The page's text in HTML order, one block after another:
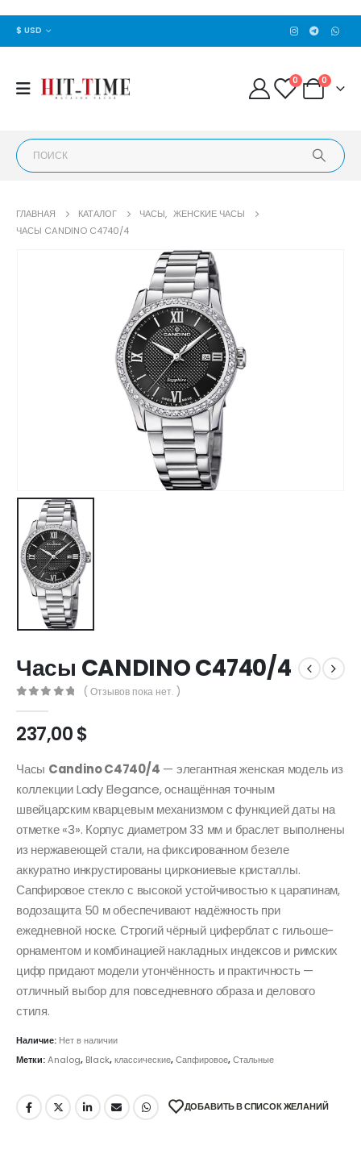
$ USD
0 0
ГЛАВНАЯ КАТАЛОГ ЧАСЫ, ЖЕНСКИЕ ЧАСЫ
ЧАСЫ CANDINO C4740/4
Часы CANDINO C4740/4
( Отзывов пока нет. )
237,00$
Часы Candino C4740/4 — элегантная женская модель из
коллекции Lady Elegance, оснащённая точным
швейцарским кварцевым механизмом с функцией даты на
отметке «3». Корпус диаметром 33 мм и браслет выполнены
из нержавеющей стали, на фиксированном безеле
аккуратно инкрустированы циркониевые кристаллы.
Сапфировое стекло с высокой устойчивостью к царапинам,
водозащита 50 м обеспечивают надёжность при
ежедневной носке. Строгий чёрный циферблат с гильоше-
орнаментом и комбинацией накладных индексов и римских
цифр придают модели утончённость и практичность —
отличный выбор для повседневного образа и делового
стиля.
Наличие: Нет в наличии
Метки:Analog, Black,классические,Сапфировое,Стальные
ДОБАВИТЬ В СПИСОК ЖЕЛАНИЙ